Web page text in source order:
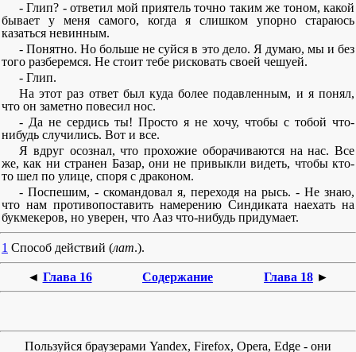
- Глип? - ответил мой приятель точно таким же тоном, какой
бывает у меня самого, когда я слишком упорно стараюсь
казаться невинным.
- Понятно. Но больше не суйся в это дело. Я думаю, мы и без
того разберемся. Не стоит тебе рисковать своей чешуей.
- Глип.
На этот раз ответ был куда более подавленным, и я понял,
что он заметно повесил нос.
- Да не сердись ты! Просто я не хочу, чтобы с тобой что-
нибудь случились. Вот и все.
Я вдруг осознал, что прохожие оборачиваются на нас. Все
же, как ни странен Базар, они не привыкли видеть, чтобы кто-
то шел по улице, споря с драконом.
- Поспешим, - скомандовал я, переходя на рысь. - Не знаю,
что нам противопоставить намерению Синдиката наехать на
букмекеров, но уверен, что Ааз что-нибудь придумает.
1 Способ действий (лат.).
◄ Глава 16 Содержание Глава 18 ►
Пользуйся браузерами Yandex, Firefox, Opera, Edge - они